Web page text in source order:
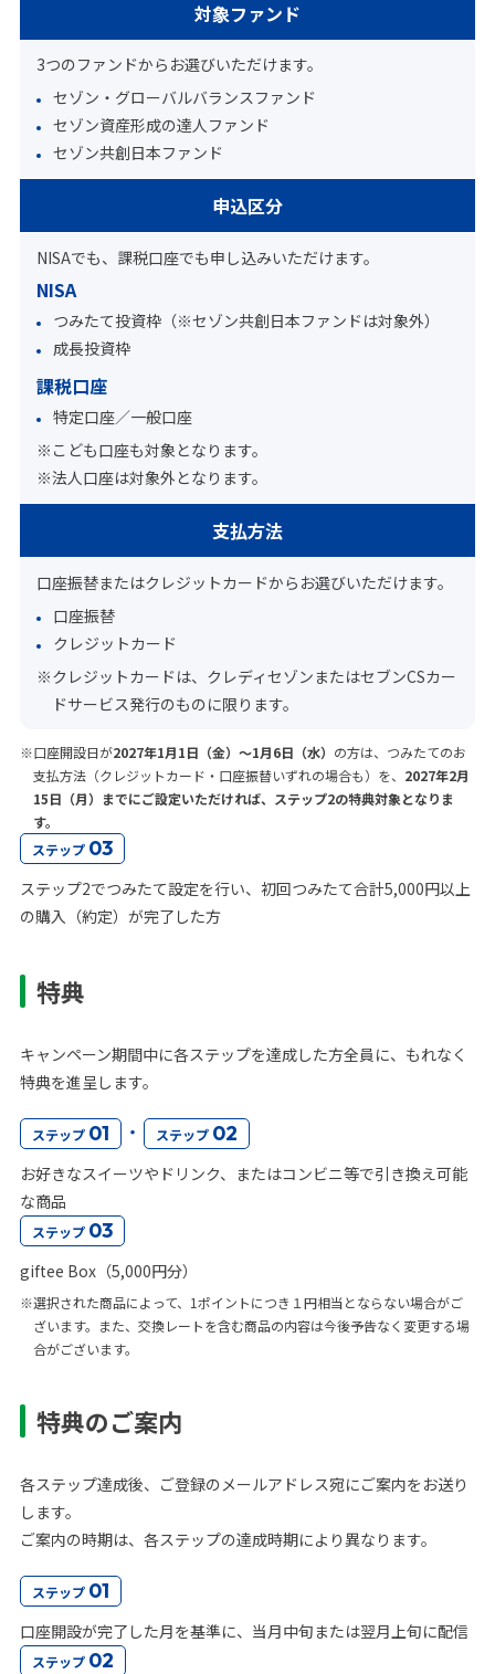
対象ファンド
3つのファンドからお選びいただけます。
セゾン・グローバルバランスファンド
セゾン資産形成の達人ファンド
セゾン共創日本ファンド
申込区分
NISAでも、課税口座でも申し込みいただけます。
NISA
つみたて投資枠（※セゾン共創日本ファンドは対象外）
成長投資枠
課税口座
特定口座／一般口座
※こども口座も対象となります。
※法人口座は対象外となります。
支払方法
口座振替またはクレジットカードからお選びいただけます。
口座振替
クレジットカード
※クレジットカードは、クレディセゾンまたはセブンCSカー
ドサービス発行のものに限ります。
※口座開設日が2027年1月1日（金）～1月6日（水） の方は、つみたてのお
支払方法（クレジットカード・口座振替いずれの場合も）を、 2027年2月
15日（月）までにご設定いただければ、ステップ2の特典対象となりま
す。
ステップ 03
ステップ2でつみたて設定を行い、初回つみたて合計5,000円以上
の購入（約定）が完了した方
特典
キャンペーン期間中に各ステップを達成した方全員に、もれなく
特典を進呈します。
ステップ 01 ・ ステップ 02
お好きなスイーツやドリンク、またはコンビニ等で引き換え可能
な商品
ステップ 03
giftee Box（5,000円分）
※選択された商品によって、1ポイントにつき１円相当とならない場合がご
ざいます。また、交換レートを含む商品の内容は今後予告なく変更する場
合がございます。
特典のご案内
各ステップ達成後、ご登録のメールアドレス宛にご案内をお送り
します。
ご案内の時期は、各ステップの達成時期により異なります。
ステップ 01
口座開設が完了した月を基準に、当月中旬または翌月上旬に配信
ステップ 02